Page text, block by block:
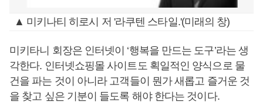
▲ 미키나티 히로시 저 '라쿠텐 스타일.'(미래의 창)
미키타니 회장은 인터넷이 ‘행복을 만드는 도구’라는 생
각한다. 인터넷쇼핑몰 사이트도 획일적인 양식으로 물
건을 파는 것이 아니라 고객들이 뭔가 새롭고 즐거운 것
을 찾고 싶은 기분이 들도록 해야 한다는 것이다.